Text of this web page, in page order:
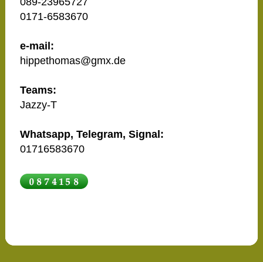
0171-6583670
e-mail:
hippethomas@gmx.de
Teams:
Jazzy-T
Whatsapp, Telegram, Signal:
01716583670